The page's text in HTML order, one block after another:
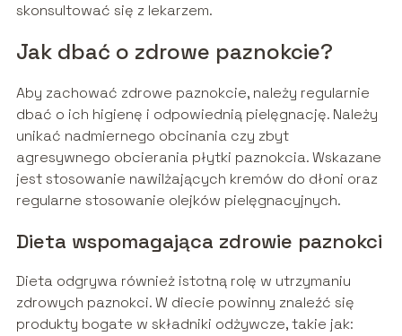
skonsultować się z lekarzem.
Jak dbać o zdrowe paznokcie?
Aby zachować zdrowe paznokcie, należy regularnie
dbać o ich higienę i odpowiednią pielęgnację. Należy
unikać nadmiernego obcinania czy zbyt
agresywnego obcierania płytki paznokcia. Wskazane
jest stosowanie nawilżających kremów do dłoni oraz
regularne stosowanie olejków pielęgnacyjnych.
Dieta wspomagająca zdrowie paznokci
Dieta odgrywa również istotną rolę w utrzymaniu
zdrowych paznokci. W diecie powinny znaleźć się
produkty bogate w składniki odżywcze, takie jak: